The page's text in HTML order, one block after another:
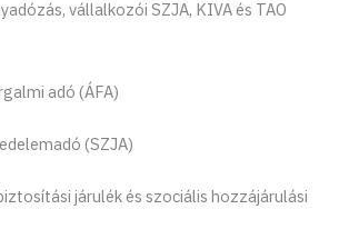
vállalkozói SZJA, KIVA és TAO
adó (ÁFA)
(SZJA)
járulék és szociális hozzájárulási